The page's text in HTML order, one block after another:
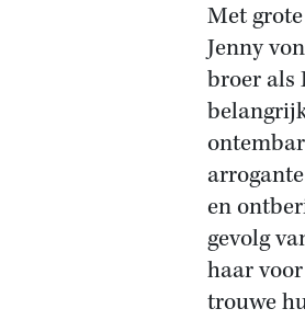
Met
Jenny
broer als
en
gevolg
haar
trouwe